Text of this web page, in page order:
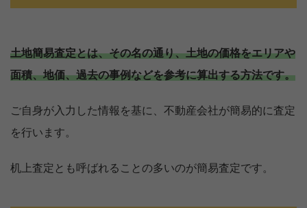
土地簡易査定とは、その名の通り、土地の価格をエリアや
面積、地価、過去の事例などを参考に算出する方法です。
ご自身が入力した情報を基に、不動産会社が簡易的に査定
を行います。
机上査定とも呼ばれることの多いのが簡易査定です。